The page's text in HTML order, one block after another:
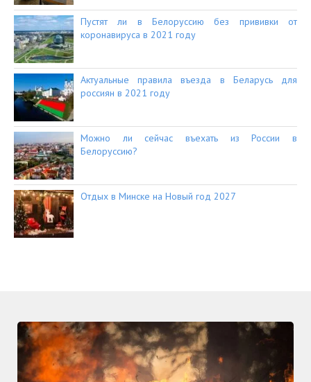
Пустят ли в Белоруссию без прививки от
коронавируса в 2021 году
Актуальные правила въезда в Беларусь для
россиян в 2021 году
Можно ли сейчас въехать из России в
Белоруссию?
Отдых в Минске на Новый год 2027